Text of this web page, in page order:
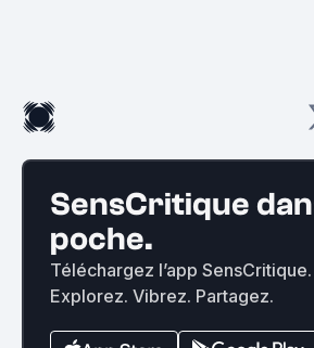
SensCritique
poche.
Téléchargez l’app SensCritique.
Explorez. Vibrez. Partagez.